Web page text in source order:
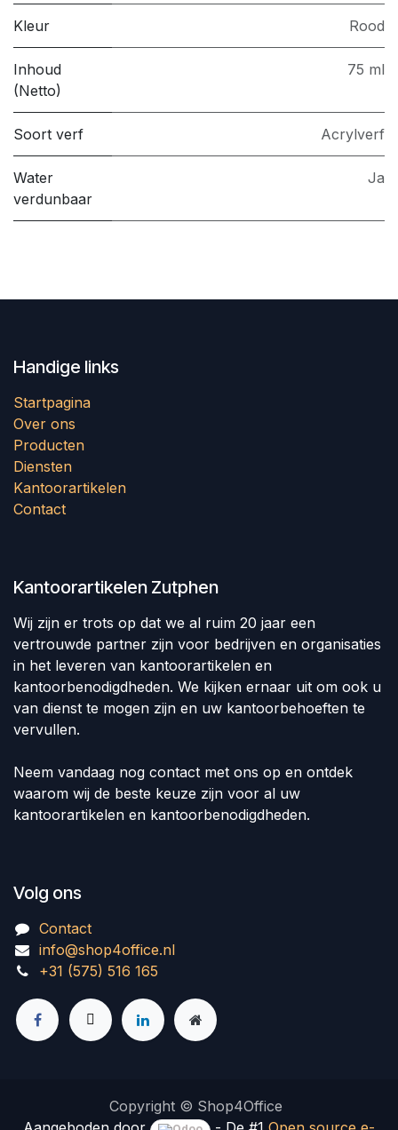
Kleur Rood
Inhoud
(Netto)
75 ml
Soort verf Acrylverf
Water
verdunbaar
Ja
Handige links
Startpagina
Over ons
Producten
Diensten
Kantoorartikelen
Contact
Kantoorartikelen Zutphen
Wij zijn er trots op dat we al ruim 20 jaar een
vertrouwde partner zijn voor bedrijven en organisaties
in het leveren van kantoorartikelen en
kantoorbenodigdheden. We kijken ernaar uit om ook u
van dienst te mogen zijn en uw kantoorbehoeften te
vervullen.
Neem vandaag nog contact met ons op en ontdek
waarom wij de beste keuze zijn voor al uw
kantoorartikelen en kantoorbenodigdheden.
Volg ons
Contact
info@shop4office.nl
+31 (575) 516 165
Copyright © Shop4Office